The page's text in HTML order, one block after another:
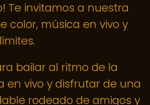
Te invitamos a nuestra
color, música en vivo y
bailar al ritmo de la
en vivo y disfrutar de una
rodeado de amigos y